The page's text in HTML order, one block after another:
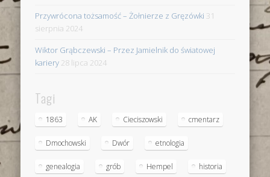
Przywrócona tożsamość – Żołnierze z Gręzówki 31
sierpnia 2024
Wiktor Grąbczewski – Przez Jamielnik do światowej
kariery 28 lipca 2024
Tagi
1863 AK Cieciszowski cmentarz
Dmochowski Dwór etnologia
genealogia grób Hempel historia